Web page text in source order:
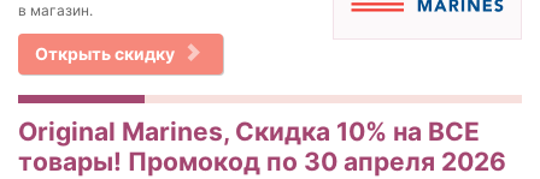
в магазин.
Открыть скидку
Original Marines, Скидка 10% на ВСЕ
товары! Промокод по 30 апреля 2026